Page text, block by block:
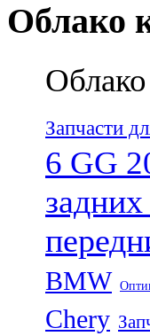
Облако
Запчасти
6 GG
BMW
Chery